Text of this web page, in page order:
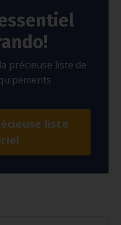
précieuse liste de
liste